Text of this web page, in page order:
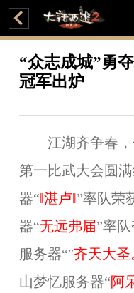
“众志成城”勇
冠军出炉
江湖齐争春，
第一比武大会圆
器“‖湛卢‖”率队荣
器“无远弗届”率队
服务器“″齐天大圣
山梦忆服务器“阿